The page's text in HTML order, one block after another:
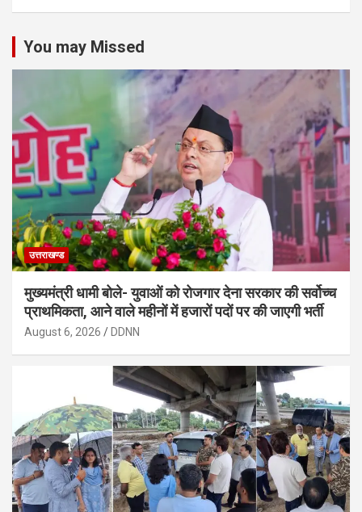
You may Missed
उत्तराखण्ड
मुख्यमंत्री धामी बोले- युवाओं को रोजगार देना सरकार की सर्वोच्च
प्राथमिकता, आने वाले महीनों में हजारों पदों पर की जाएगी भर्ती
August 6, 2026 DDNN